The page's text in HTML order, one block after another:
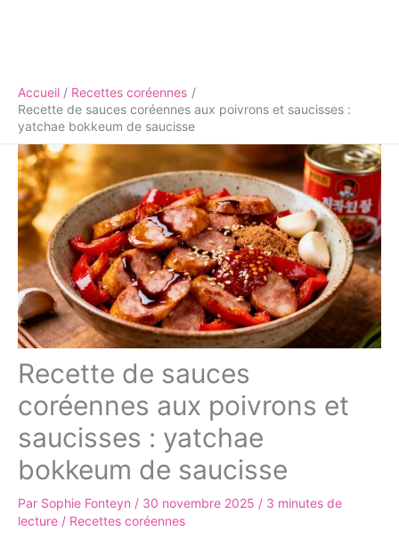
Accueil
Recettes coréennes
Recette de sauces coréennes aux poivrons et saucisses :
yatchae bokkeum de saucisse
Recette de sauces
coréennes aux poivrons et
saucisses : yatchae
bokkeum de saucisse
Par Sophie Fonteyn / 30 novembre 2025 / 3 minutes de
lecture / Recettes coréennes